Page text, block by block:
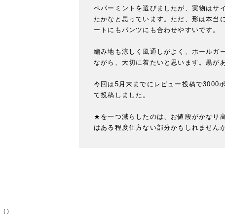
ペパーミントを選びましたが、実物はサ
たかなと思っています。ただ、形は本当
ートにもパンツにも合わせやすいです。
編み地も涼しく風通しがよく、ホールガ
ながら、大切に着たいと思います。黒が
今回は5月末までにレビュー投稿で3000
て投稿しました。
★を一つ減らしたのは、お値段がかなり
はある程度仕方ない部分かもしれません
（）